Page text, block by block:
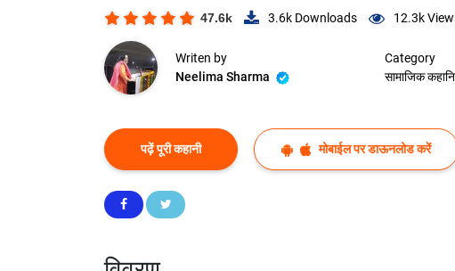
47.6k 3.6k Downloads 12.3k
Writen by
Neelima Sharma
Category
सामाजिक
पढ़ें पूरी कहानी मोबाईल पर डाऊनलोड करें